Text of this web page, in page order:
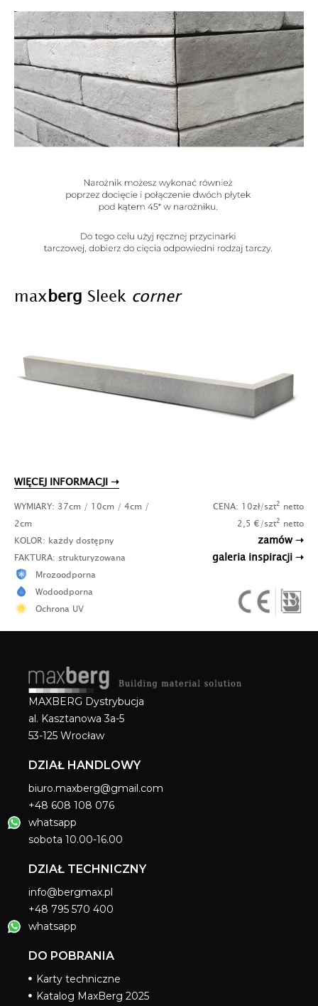
maxberg Sleek corner
WIĘCEJ INFORMACJI ➝
WYMIARY: 37cm / 10cm / 4cm /
2cm
KOLOR: każdy dostępny
FAKTURA: strukturyzowana
Mrozoodporna
Wodoodporna
Ochrona UV
CENA: 10zł/szt2 netto
2,5 €/szt2 netto
zamów ➝
galeria inspiracji ➝
MAXBERG Dystrybucja
al. Kasztanowa 3a-5
53-125 Wrocław
DZIAŁ HANDLOWY
biuro.maxberg@gmail.com
+48 608 108 076
whatsapp
sobota 10.00-16.00
DZIAŁ TECHNICZNY
info@bergmax.pl
+48 795 570 400
whatsapp
DO POBRANIA
Karty techniczne
Katalog MaxBerg 2025